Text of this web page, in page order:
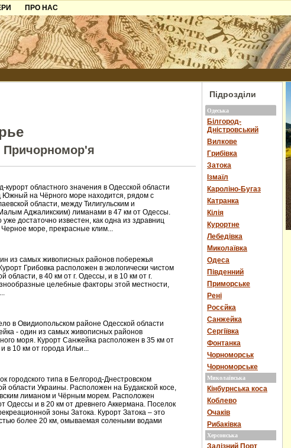
ПРО НАС
Контакти
Партнерам
Додати готель
Причорномор'я
областного значения в Одесской области
Южный на Чёрного море находится, рядом с
области, между Тилигульским и
Аджаликским) лиманами в 47 км от Одессы.
достаточно известен, как одна из здравниц
море, прекрасные клим...
из самых живописных районов побережья
Грибовка расположен в экологически чистом
области, в 40 км от г. Одессы, и в 10 км от г.
целебные факторы этой местности,
в Овидиопольском районе Одесской области
- один из самых живописных районов
моря. Курорт Санжейка расположен в 35 км от
в 10 км от города Ильи...
городского типа в Белгород-Днестровском
области Украины. Расположен на Будакской косе,
лиманом и Чёрным морем. Расположен
Одессы и в 20 км от древнего Аккермана. Поселок
зоны Затока. Курорт Затока – это
более 20 км, омываемая солеными водами
Підрозділи
Одеська
Білгород-
Дністровський
Вилкове
Грибівка
Затока
Ізмаїл
Кароліно-Бугаз
Катранка
Кілія
Курортне
Лебедівка
Миколаївка
Одеса
Південний
Приморське
Рені
Росєйка
Санжейка
Сергіївка
Фонтанка
Чорноморськ
Чорноморське
Миколаївська
Кінбурнська коса
Коблево
Очаків
Рибаківка
Херсонська
Залізний Порт